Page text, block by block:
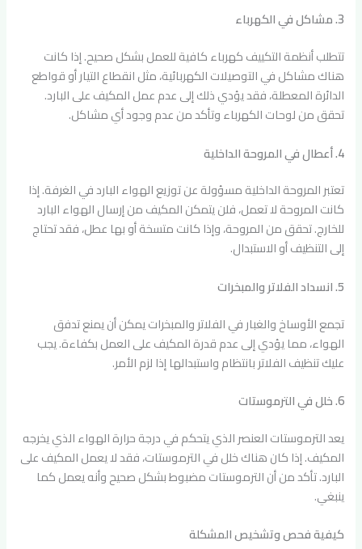
3. مشاكل في الكهرباء
تتطلب أنظمة التكييف كهرباء كافية للعمل بشكل صحيح. إذا كانت
هناك مشاكل في التوصيلات الكهربائية، مثل انقطاع التيار أو قواطع
الدائرة المعطلة، فقد يؤدي ذلك إلى عدم عمل المكيف على البارد.
تحقق من لوحات الكهرباء وتأكد من عدم وجود أي مشاكل.
4. أعطال في المروحة الداخلية
تعتبر المروحة الداخلية مسؤولة عن توزيع الهواء البارد في الغرفة. إذا
كانت المروحة لا تعمل، فلن يتمكن المكيف من إرسال الهواء البارد
للخارج. تحقق من المروحة، وإذا كانت متسخة أو بها عطل، فقد تحتاج
إلى التنظيف أو الاستبدال.
5. انسداد الفلاتر والمبخرات
تجمع الأوساخ والغبار في الفلاتر والمبخرات يمكن أن يمنع تدفق
الهواء، مما يؤدي إلى عدم قدرة المكيف على العمل بكفاءة. يجب
عليك تنظيف الفلاتر بانتظام واستبدالها إذا لزم الأمر.
6. خلل في الترموستات
يعد الترموستات العنصر الذي يتحكم في درجة حرارة الهواء الذي يخرجه
المكيف. إذا كان هناك خلل في الترموستات، فقد لا يعمل المكيف على
البارد. تأكد من أن الترموستات مضبوط بشكل صحيح وأنه يعمل كما
ينبغي.
كيفية فحص وتشخيص المشكلة